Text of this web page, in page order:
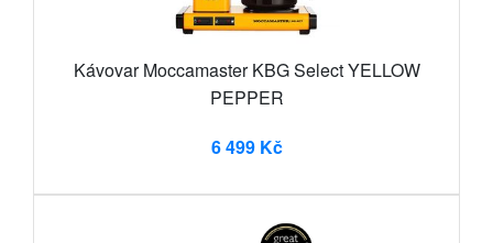
Kávovar Moccamaster KBG Select YELLOW
PEPPER
6 499 Kč